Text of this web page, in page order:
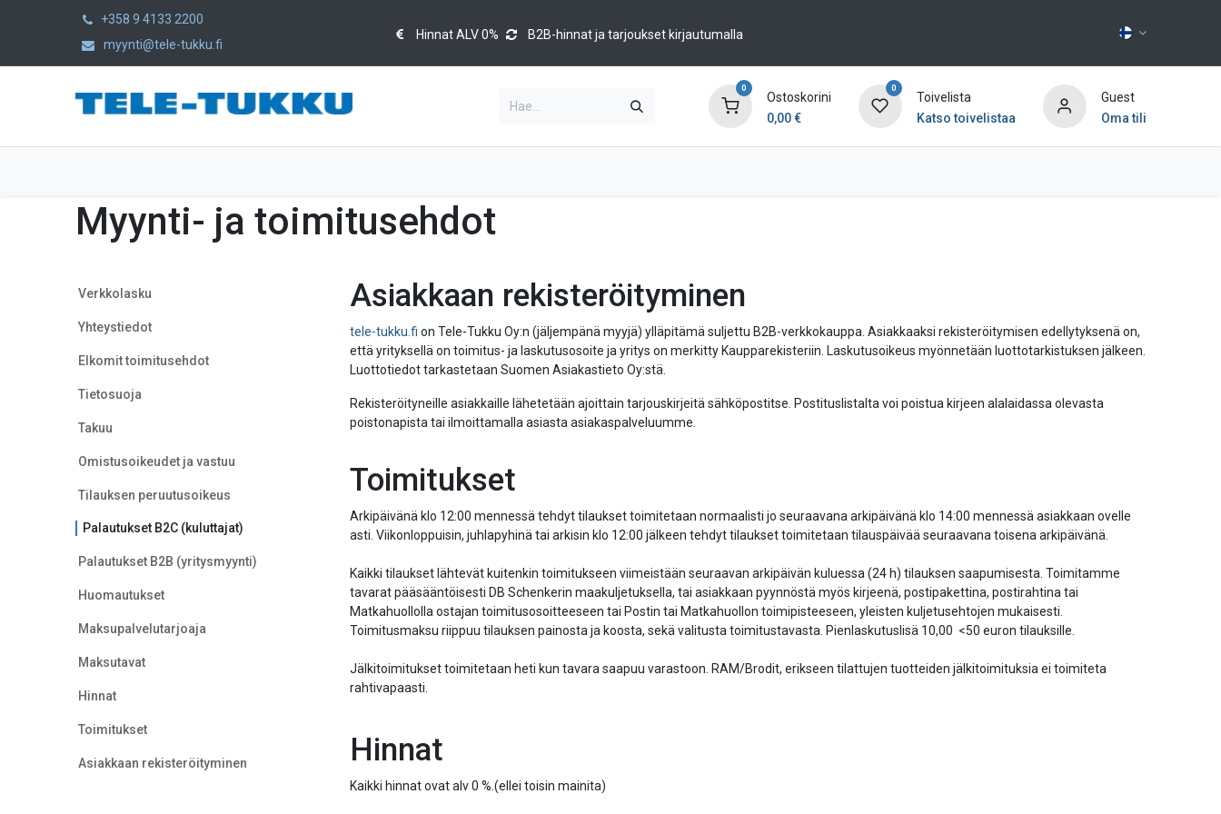
+358 9 4133 2200
myynti@tele-tukku.fi
Hinnat ALV 0% B2B-hinnat ja tarjoukset kirjautumalla
0
Ostoskorini
0,00€
0
Toivelista
Katso toivelistaa
Guest
Oma tili
Myynti- ja toimitusehdot
Verkkolasku
Yhteystiedot
Elkomit toimitusehdot
Tietosuoja
Takuu
Omistusoikeudet ja vastuu
Tilauksen peruutusoikeus
Palautukset B2C (kuluttajat)
Palautukset B2B (yritysmyynti)
Huomautukset
Maksupalvelutarjoaja
Maksutavat
Hinnat
Toimitukset
Asiakkaan rekisteröityminen
Asiakkaan rekisteröityminen
tele-tukku.fi on Tele-Tukku Oy:n (jäljempänä myyjä) ylläpitämä suljettu B2B-verkkokauppa. Asiakkaaksi rekisteröitymisen edellytyksenä on,
että yrityksellä on toimitus- ja laskutusosoite ja yritys on merkitty Kaupparekisteriin. Laskutusoikeus myönnetään luottotarkistuksen jälkeen.
Luottotiedot tarkastetaan Suomen Asiakastieto Oy:stä.
Rekisteröityneille asiakkaille lähetetään ajoittain tarjouskirjeitä sähköpostitse. Postituslistalta voi poistua kirjeen alalaidassa olevasta
poistonapista tai ilmoittamalla asiasta asiakaspalveluumme.
Toimitukset
Arkipäivänä klo 12:00 mennessä tehdyt tilaukset toimitetaan normaalisti jo seuraavana arkipäivänä klo 14:00 mennessä asiakkaan ovelle
asti. Viikonloppuisin, juhlapyhinä tai arkisin klo 12:00 jälkeen tehdyt tilaukset toimitetaan tilauspäivää seuraavana toisena arkipäivänä.
Kaikki tilaukset lähtevät kuitenkin toimitukseen viimeistään seuraavan arkipäivän kuluessa (24 h) tilauksen saapumisesta. Toimitamme
tavarat pääsääntöisesti DB Schenkerin maakuljetuksella, tai asiakkaan pyynnöstä myös kirjeenä, postipakettina, postirahtina tai
Matkahuollolla ostajan toimitusosoitteeseen tai Postin tai Matkahuollon toimipisteeseen, yleisten kuljetusehtojen mukaisesti.
Toimitusmaksu riippuu tilauksen painosta ja koosta, sekä valitusta toimitustavasta. Pienlaskutuslisä 10,00 <50 euron tilauksille.
Jälkitoimitukset toimitetaan heti kun tavara saapuu varastoon. RAM/Brodit, erikseen tilattujen tuotteiden jälkitoimituksia ei toimiteta
rahtivapaasti.
Hinnat
Kaikki hinnat ovat alv 0 %.(ellei toisin mainita)